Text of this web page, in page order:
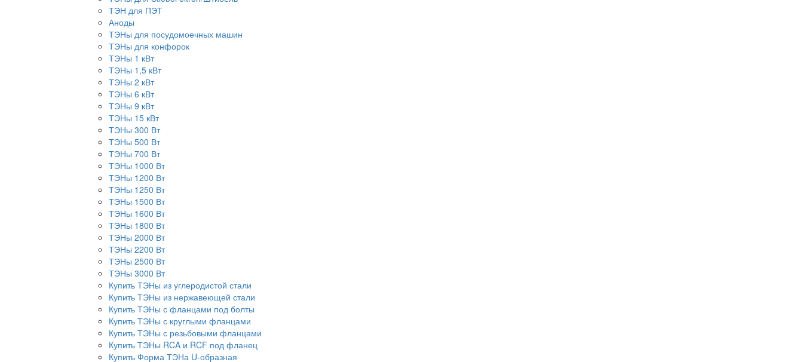
ТЭН для ПЭТ
Аноды
ТЭНы для посудомоечных машин
ТЭНы для конфорок
ТЭНы 1 кВт
ТЭНы 1,5 кВт
ТЭНы 2 кВт
ТЭНы 6 кВт
ТЭНы 9 кВт
ТЭНы 15 кВт
ТЭНы 300 Вт
ТЭНы 500 Вт
ТЭНы 700 Вт
ТЭНы 1000 Вт
ТЭНы 1200 Вт
ТЭНы 1250 Вт
ТЭНы 1500 Вт
ТЭНы 1600 Вт
ТЭНы 1800 Вт
ТЭНы 2000 Вт
ТЭНы 2200 Вт
ТЭНы 2500 Вт
ТЭНы 3000 Вт
Купить ТЭНы из углеродистой стали
Купить ТЭНы из нержавеющей стали
Купить ТЭНы с фланцами под болты
Купить ТЭНы с круглыми фланцами
Купить ТЭНы с резьбовыми фланцами
Купить ТЭНы RCA и RCF под фланец
Купить Форма ТЭНа U-образная